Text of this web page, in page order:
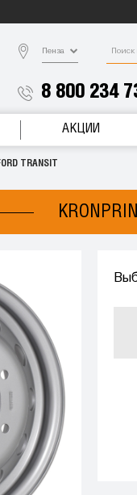
Пенза
8 800 234
АКЦИИ
TRANSIT